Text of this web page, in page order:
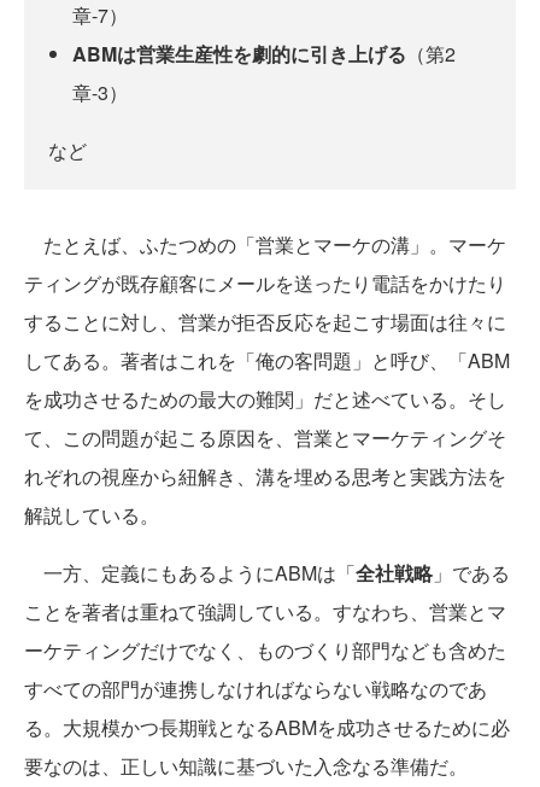
章-7）
ABMは営業生産性を劇的に引き上げる （第2
章-3）
など
たとえば、ふたつめの「営業とマーケの溝」。マーケ
ティングが既存顧客にメールを送ったり電話をかけたり
することに対し、営業が拒否反応を起こす場面は往々に
してある。著者はこれを「俺の客問題」と呼び、「ABM
を成功させるための最大の難関」だと述べている。そし
て、この問題が起こる原因を、営業とマーケティングそ
れぞれの視座から紐解き、溝を埋める思考と実践方法を
解説している。
一方、定義にもあるようにABMは「全社戦略」である
ことを著者は重ねて強調している。すなわち、営業とマ
ーケティングだけでなく、ものづくり部門なども含めた
すべての部門が連携しなければならない戦略なのであ
る。大規模かつ長期戦となるABMを成功させるために必
要なのは、正しい知識に基づいた入念なる準備だ。